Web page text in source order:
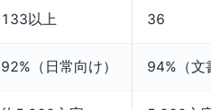
133以上 36
92%（日常向け） 94%（文